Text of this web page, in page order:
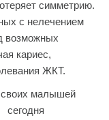
симметрию.
с нелечением
возможных
кариес,
ЖКТ.
своих малышей
сегодня